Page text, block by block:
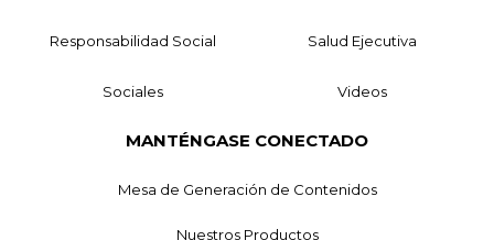
Responsabilidad Social Salud Ejecutiva
Sociales Videos
MANTÉNGASE CONECTADO
Mesa de Generación de Contenidos
Nuestros Productos